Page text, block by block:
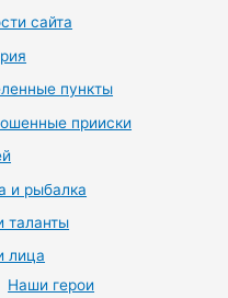
сайта
пункты
прииски
и рыбалка
таланты
лица
Наши герои